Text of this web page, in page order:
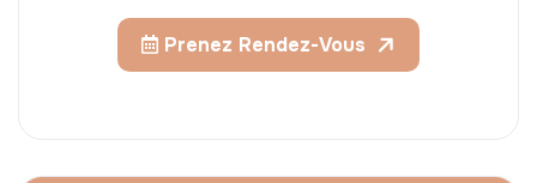
Prenez Rendez-Vous